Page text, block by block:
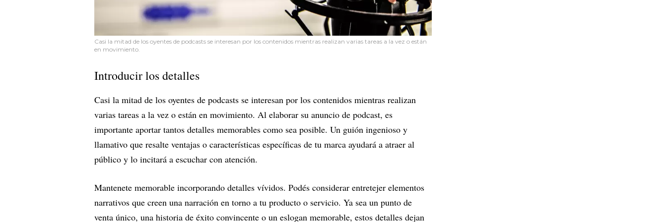
Casi la mitad de los oyentes de podcasts se interesan por los contenidos mientras realizan varias tareas a la vez o están
en movimiento.
Introducir los detalles
Casi la mitad de los oyentes de podcasts se interesan por los contenidos mientras realizan
varias tareas a la vez o están en movimiento. Al elaborar su anuncio de podcast, es
importante aportar tantos detalles memorables como sea posible. Un guión ingenioso y
llamativo que resalte ventajas o características específicas de tu marca ayudará a atraer al
público y lo incitará a escuchar con atención.
Mantenete memorable incorporando detalles vívidos. Podés considerar entretejer elementos
narrativos que creen una narración en torno a tu producto o servicio. Ya sea un punto de
venta único, una historia de éxito convincente o un eslogan memorable, estos detalles dejan